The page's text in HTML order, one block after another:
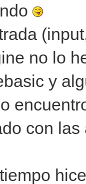
no lo
y
con